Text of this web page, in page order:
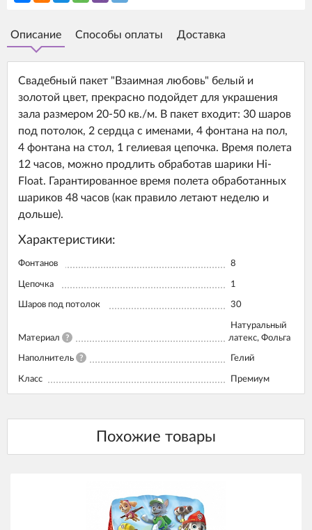
Описание Способы оплаты Доставка
Свадебный пакет "Взаимная любовь" белый и
золотой цвет, прекрасно подойдет для украшения
зала размером 20-50 кв./м. В пакет входит: 30 шаров
под потолок, 2 сердца с именами, 4 фонтана на пол,
4 фонтана на стол, 1 гелиевая цепочка. Время полета
12 часов, можно продлить обработав шарики Hi-
Float. Гарантированное время полета обработанных
шариков 48 часов (как правило летают неделю и
дольше).
Характеристики:
Фонтанов 8
Цепочка 1
Шаров под потолок 30
Материал ?
Натуральный
латекс, Фольга
Наполнитель ? Гелий
Класс Премиум